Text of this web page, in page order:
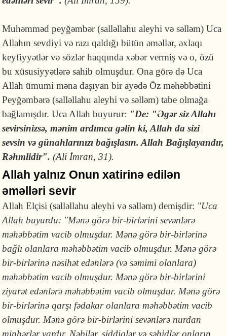
Muhəmməd peyğəmbər (salləllahu aleyhi və səlləm) Uca
Allahın sevdiyi və razı qaldığı bütün əməllər, əxlaqı
keyfiyyətlər və sözlər haqqında xəbər vermiş və o, özü
bu xüsusiyyətlərə sahib olmuşdur. Ona görə də Uca
Allah ümumi məna daşıyan bir ayədə Öz məhəbbətini
Peyğəmbərə (salləllahu aleyhi və səlləm) tabe olmağa
bağlamışdır. Uca Allah buyurur: "De: "Əgər siz Allahı
sevirsinizsə, mənim ardımca gəlin ki, Allah da sizi
sevsin və günahlarınızı bağışlasın. Allah Bağışlayandır,
Rəhmlidir".(Ali İmran, 31).
Allah yalnız Onun xatirinə edilən
əməlləri sevir
Allah Elçisi (salləllahu aleyhi və səlləm) demişdir: "Uca
Allah buyurdu: "Mənə görə bir-birlərini sevən­lərə
məhəb­bətim vacib olmuşdur. Mənə görə bir-birlərinə
bağlı olanlara mə­həb­bətim vacib olmuşdur. Mənə görə
bir-birlərinə nəsihət edən­lə­rə (və səmimi olanlara)
məhəbbətim vacib olmuşdur. Mənə görə bir-birlərini
ziyarət edənlərə məhəbbətim vacib olmuşdur. Mənə görə
bir-bir­lərinə qarşı fədakar olanlara məhəbbətim vacib
olmuş­dur. Mənə görə bir-birlərini sevənlərə nurdan
minbərlər vardır. Nəbilər, siddiqlər və şəhidlər onların